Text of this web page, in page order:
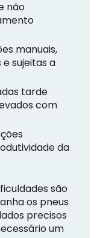
não
manuais,
sujeitas a
tarde
com
da
são
os pneus
precisos
um